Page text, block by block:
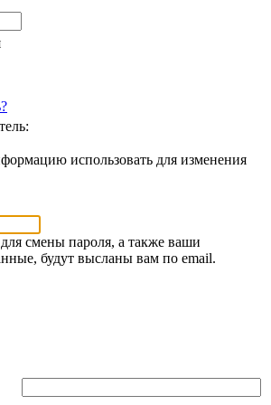
использовать для изменения
смены пароля, а также ваши
будут высланы вам по email.